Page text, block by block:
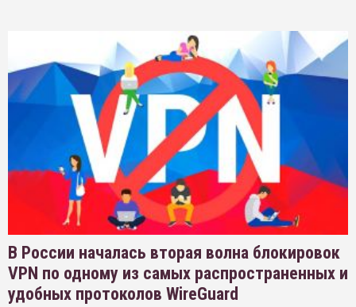
В России началась вторая волна блокировок
VPN по одному из самых распространенных и
удобных протоколов WireGuard